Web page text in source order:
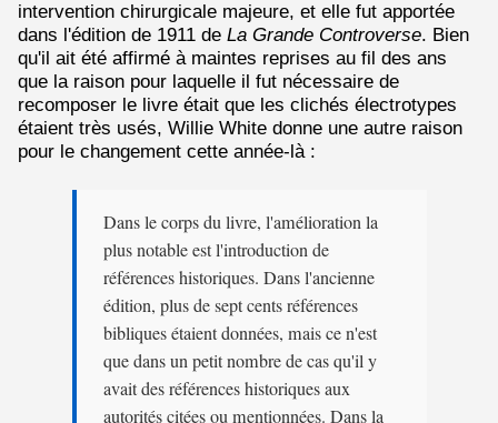
intervention chirurgicale majeure, et elle fut apportée
dans l'édition de 1911 de La Grande Controverse. Bien
qu'il ait été affirmé à maintes reprises au fil des ans
que la raison pour laquelle il fut nécessaire de
recomposer le livre était que les clichés électrotypes
étaient très usés, Willie White donne une autre raison
pour le changement cette année-là :
Dans le corps du livre, l'amélioration la
plus notable est l'introduction de
références historiques. Dans l'ancienne
édition, plus de sept cents références
bibliques étaient données, mais ce n'est
que dans un petit nombre de cas qu'il y
avait des références historiques aux
autorités citées ou mentionnées. Dans la